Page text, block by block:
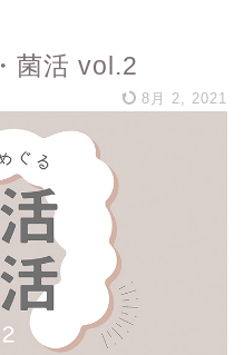
菌活 vol.2
8月 2, 2021